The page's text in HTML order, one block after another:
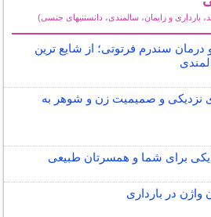
بارداری و زایمان، سالمندی، دانستنیهای جنسی)
درمان سندرم فرتوتی؛ از شایع ترین
نزدیکی و صمیمیت زن و شوهر به
برای شما و همسرتان طبیعی
واژن در بارداری